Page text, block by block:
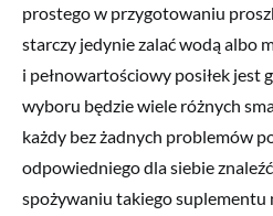
prostego w przygotowaniu
starczy jedynie zalać wodą albo
i pełnowartościowy posiłek jest
wyboru będzie wiele różnych
każdy bez żadnych problemów
odpowiedniego dla siebie
spożywaniu takiego suplementu